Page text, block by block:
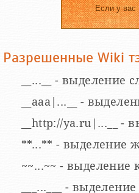
Если у вас
Разрешенные Wiki
__...__ - выделение
__aaa|...__ -
__http://ya.ru|...__ -
**...** - выделение
~~...~~ - выделение
___...___ -